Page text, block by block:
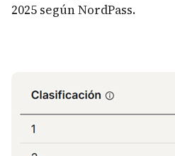
2025 según NordPass.